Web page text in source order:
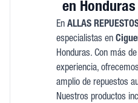
en Honduras
En ALLAS
especialistas en
Honduras. Con más
experiencia,
amplio de repuestos
Nuestros productos